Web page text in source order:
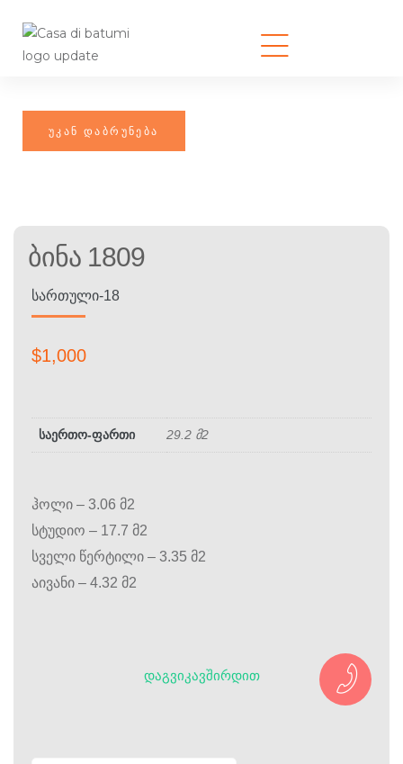
Ბინა 1809
ᲡᲐᲠᲗᲣᲚᲘ-18
$1,000
საერთო-ფართი 29.2 მ2
ჰოლი – 3.06 მ2
სტუდიო – 17.7 მ2
სველი წერტილი – 3.35 მ2
აივანი – 4.32 მ2
ᲓᲐᲒᲕᲘᲙᲐᲕᲨᲘᲠᲓᲘᲗ